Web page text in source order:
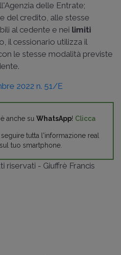
delle Entrate;
del credito, alle stesse
al cedente e nei limiti
il cessionario utilizza il
le stesse modalità previste
2022 n. 51/E
è anche su WhatsApp! Clicca
tutta l'informazione real
tuo smartphone.
riservati - Giuffrè Francis